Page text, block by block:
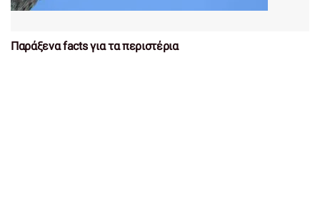
Παράξενα facts για τα περιστέρια